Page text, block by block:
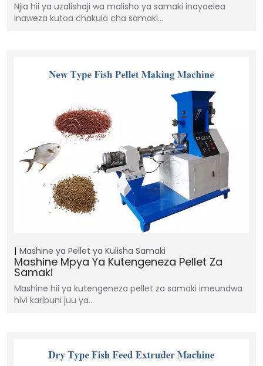
Njia hii ya uzalishaji wa malisho ya samaki inayoelea
inaweza kutoa chakula cha samaki…
Mashine ya Pellet ya Kulisha Samaki
Mashine Mpya Ya Kutengeneza Pellet Za
Samaki
Mashine hii ya kutengeneza pellet za samaki imeundwa
hivi karibuni juu ya…